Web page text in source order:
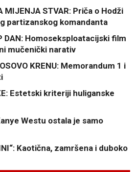
MIJENJA STVAR: Priča o Hodži
partizanskog komandanta
DAN: Homoseksploatacijski film
mučenički narativ
KRENU: Memorandum 1 i
Estetski kriteriji huliganske
Westu ostala je samo
Kaotična, zamršena i duboko